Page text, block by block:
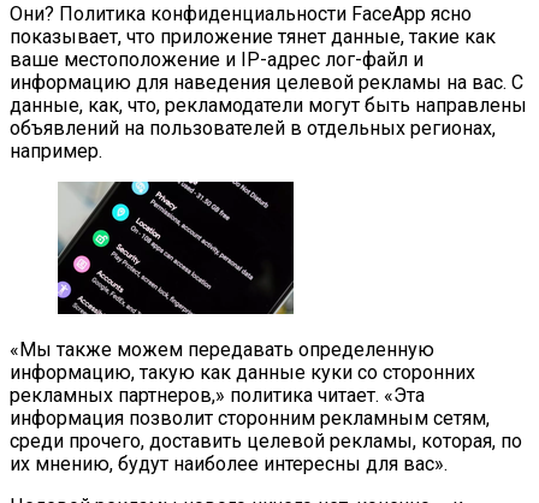
Они? Политика конфиденциальности FaceApp ясно
показывает, что приложение тянет данные, такие как
ваше местоположение и IP-адрес лог-файл и
информацию для наведения целевой рекламы на вас. С
данные, как, что, рекламодатели могут быть направлены
объявлений на пользователей в отдельных регионах,
например.
«Мы также можем передавать определенную
информацию, такую как данные куки со сторонних
рекламных партнеров,» политика читает. «Эта
информация позволит сторонним рекламным сетям,
среди прочего, доставить целевой рекламы, которая, по
их мнению, будут наиболее интересны для вас».